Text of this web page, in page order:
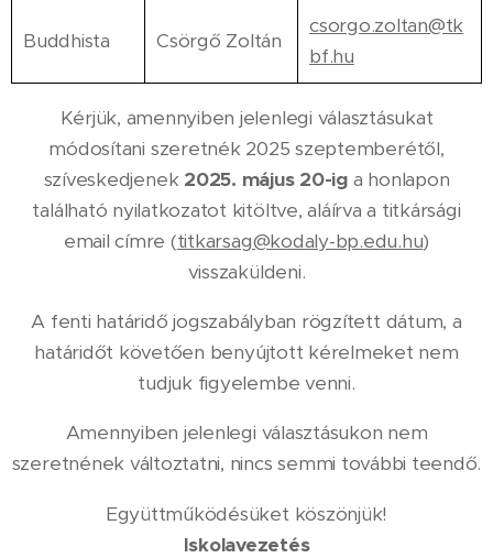
Buddhista Csörgő Zoltán
csorgo.zoltan@tk
bf.hu
Kérjük, amennyiben jelenlegi választásukat
módosítani szeretnék 2025 szeptemberétől,
szíveskedjenek 2025. május 20-iga honlapon
található nyilatkozatot kitöltve, aláírva a titkársági
email címre (titkarsag@kodaly-bp.edu.hu)
visszaküldeni.
A fenti határidő jogszabályban rögzített dátum, a
határidőt követően benyújtott kérelmeket nem
tudjuk figyelembe venni.
Amennyiben jelenlegi választásukon nem
szeretnének változtatni, nincs semmi további teendő.
Együttműködésüket köszönjük!
Iskolavezetés